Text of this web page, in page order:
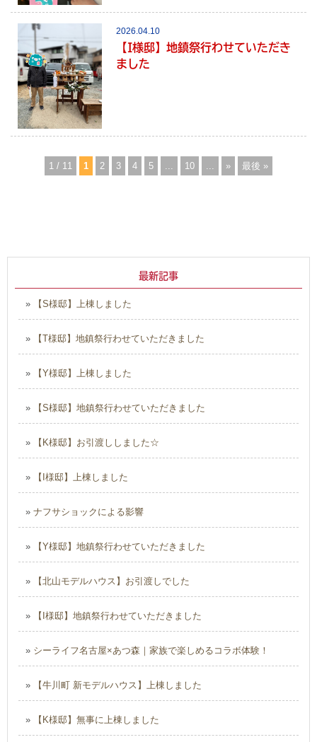
2026.04.10
【I様邸】地鎮祭行わせていただき
ました
1 / 11 1 2 3 4 5 ... 10 ... » 最後 »
最新記事
» 【S様邸】上棟しました
» 【T様邸】地鎮祭行わせていただきました
» 【Y様邸】上棟しました
» 【S様邸】地鎮祭行わせていただきました
» 【K様邸】お引渡ししました☆
» 【I様邸】上棟しました
» ナフサショックによる影響
» 【Y様邸】地鎮祭行わせていただきました
» 【北山モデルハウス】お引渡しでした
» 【I様邸】地鎮祭行わせていただきました
» シーライフ名古屋×あつ森｜家族で楽しめるコラボ体験！
» 【牛川町 新モデルハウス】上棟しました
» 【K様邸】無事に上棟しました